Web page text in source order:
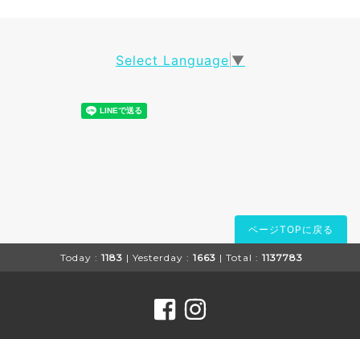
Select Language ▼
ページTOPに戻る
Today : 1183 | Yesterday : 1663 | Total : 1137783